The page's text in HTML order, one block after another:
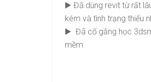
▶️ Đã dùng revit từ rất
kém và tình trạng thiếu
▶️ Đã cố gắng học
mềm